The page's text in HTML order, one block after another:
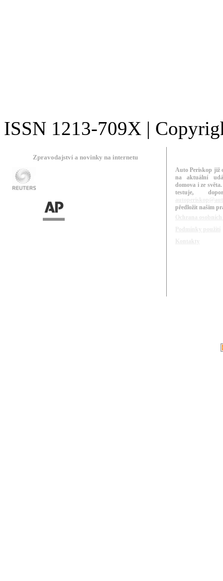
ISSN 1213-709X |
Zpravodajství a novinky na internetu
Auto Periskop již
na aktuální
domova i ze
testuje,
předložit našim